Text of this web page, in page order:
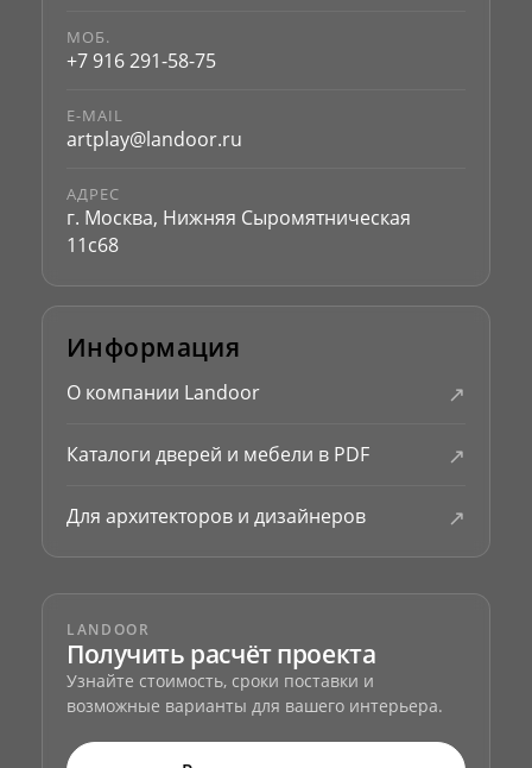
МОБ.
+7 916 291-58-75
E-MAIL
artplay@landoor.ru
АДРЕС
г. Москва, Нижняя Сыромятническая
11с68
Информация
О компании Landoor ↗
Каталоги дверей и мебели в PDF ↗
Для архитекторов и дизайнеров ↗
LANDOOR
Получить расчёт проекта
Узнайте стоимость, сроки поставки и
возможные варианты для вашего интерьера.